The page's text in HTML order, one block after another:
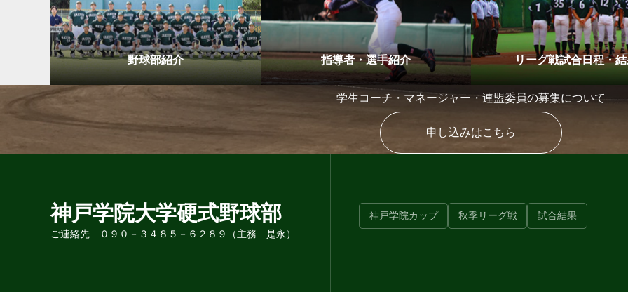
野球部紹介 指導者・選手紹介 リーグ戦試合日程・
学生コーチ・マネージャー・連盟委員の募集について
申し込みはこちら
神戸学院大学硬式野球部
ご連絡先 ０９０－３４８５－６２８９（主務 是永）
神戸学院カップ 秋季リーグ戦 試合結果